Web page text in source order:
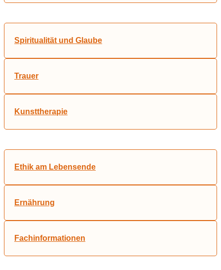
Spiritualität und Glaube
Trauer
Kunsttherapie
Ethik am Lebensende
Ernährung
Fachinformationen